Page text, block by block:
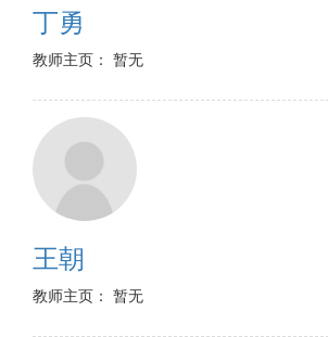
丁勇
教师主页： 暂无
王朝
教师主页： 暂无